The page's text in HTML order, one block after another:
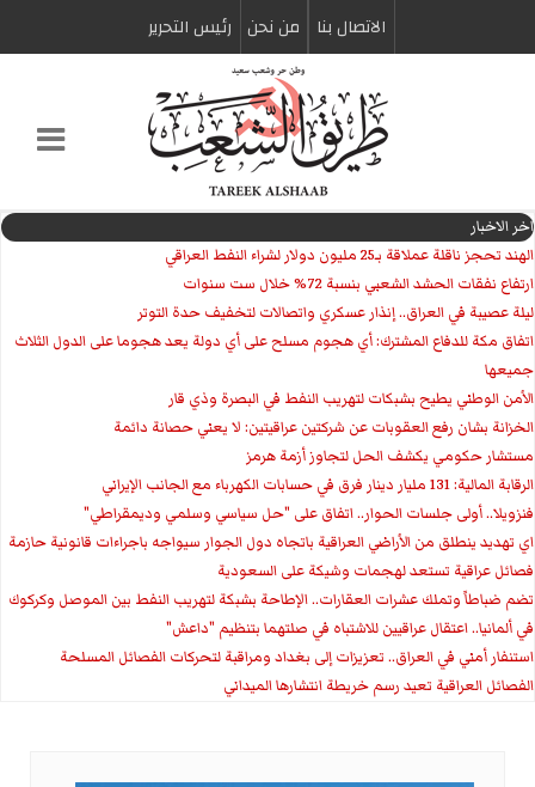
الاتصال بنا من نحن رئیس التحریر
اخر الاخبار
الهند تحجز ناقلة عملاقة بـ25 مليون دولار لشراء النفط العراقي
ارتفاع نفقات الحشد الشعبي بنسبة 72% خلال ست سنوات
ليلة عصيبة في العراق.. إنذار عسكري واتصالات لتخفيف حدة التوتر
‏اتفاق مكة للدفاع المشترك: أي هجوم مسلح على أي دولة يعد هجوما على الدول الثلاث
جميعها
الأمن الوطني يطيح بشبكات لتهريب النفط في البصرة وذي قار
الخزانة بشان رفع العقوبات عن شركتين عراقيتين: لا يعني حصانة دائمة
مستشار حكومي يكشف الحل لتجاوز أزمة هرمز
الرقابة المالية: 131 مليار دينار فرق في حسابات الكهرباء مع الجانب الإيراني
فنزويلا.. أولى جلسات الحوار.. اتفاق على "حل سياسي وسلمي وديمقراطي"
اي تهديد ينطلق من الأراضي العراقية باتجاه دول الجوار سيواجه باجراءات قانونية حازمة
فصائل عراقية تستعد لهجمات وشيكة على السعودية
تضم ضباطاً وتملك عشرات العقارات.. الإطاحة بشبكة لتهريب النفط بين الموصل وكركوك
في ألمانيا.. اعتقال عراقيين للاشتباه في صلتهما بتنظيم "داعش"
استنفار أمني في العراق.. تعزيزات إلى بغداد ومراقبة لتحركات الفصائل المسلحة
الفصائل العراقية تعيد رسم خريطة انتشارها الميداني